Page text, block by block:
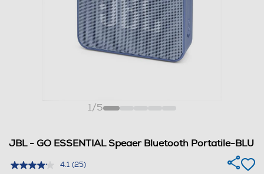
1/5
JBL - GO ESSENTIAL Speaer Bluetooth Portatile-BLU
4.1 (25)